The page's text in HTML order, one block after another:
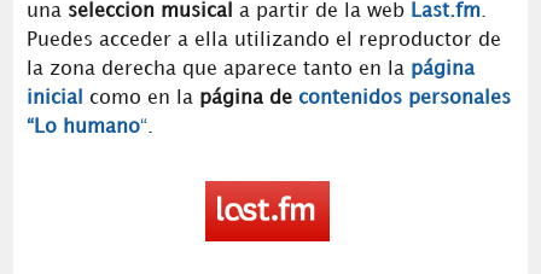
una seleccion musical a partir de la web Last.fm.
Puedes acceder a ella utilizando el reproductor de
la zona derecha que aparece tanto en la página
inicial
como en la página de contenidos personales
“Lo humano“.